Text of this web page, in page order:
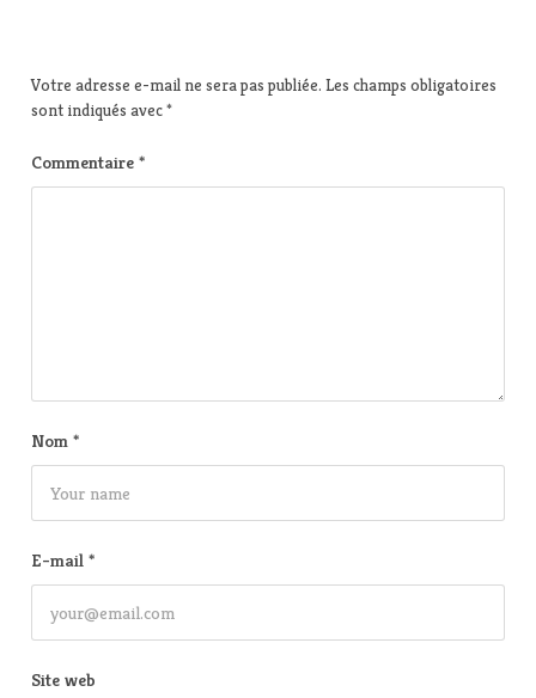
Votre adresse e-mail ne sera pas publiée. Les champs obligatoires
sont indiqués avec*
Commentaire *
Nom *
E-mail *
Site web